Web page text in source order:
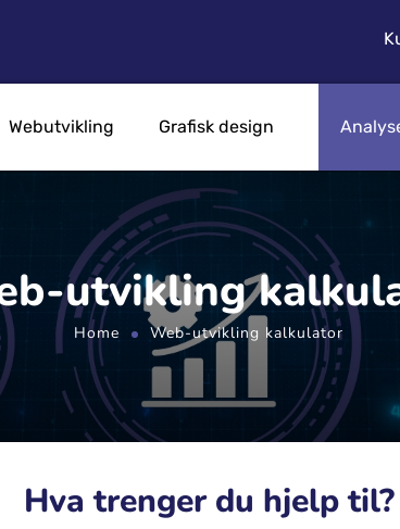
Webutvikling Grafisk design
utvikling
Home Web-utvikling kalkulator
Hva trenger du hjelp til?